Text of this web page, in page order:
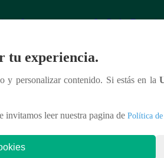
en La
La Perla:
tu experiencia.
y personalizar contenido. Si estás en la
invitamos leer nuestra pagina de Política